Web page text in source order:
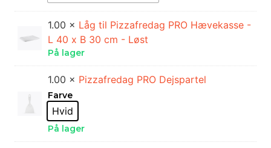
1.00 × Låg til Pizzafredag PRO Hævekasse -
L 40 x B 30 cm - Løst
På lager
1.00 × Pizzafredag PRO Dejspartel
Farve
Hvid
På lager